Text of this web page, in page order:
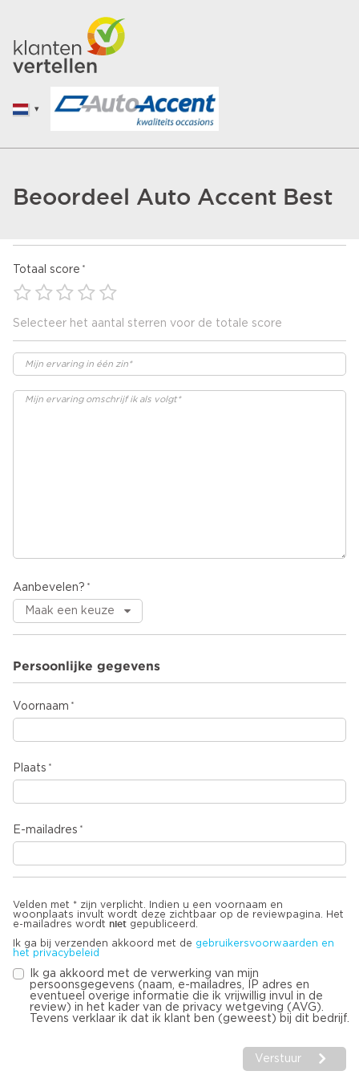
Beoordeel Auto Accent Best
Totaal score
Selecteer het aantal sterren voor de totale score
Aanbevelen?
Persoonlijke gegevens
Voornaam
Plaats
E-mailadres
Velden met * zijn verplicht. Indien u een voornaam en
woonplaats invult wordt deze zichtbaar op de reviewpagina. Het
e-mailadres wordt niet gepubliceerd.
Ik ga bij verzenden akkoord met de gebruikersvoorwaarden en
het privacybeleid
Ik ga akkoord met de verwerking van mijn
persoonsgegevens (naam, e-mailadres, IP adres en
eventueel overige informatie die ik vrijwillig invul in de
review) in het kader van de privacy wetgeving (AVG).
Tevens verklaar ik dat ik klant ben (geweest) bij dit bedrijf.
Verstuur